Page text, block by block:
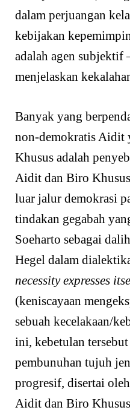
dalam perjuangan
kebijakan
adalah agen subjektif
menjelaskan
Banyak yang
non-demokratis Aidit
Khusus adalah
Aidit dan Biro
luar jalur demokrasi
tindakan gegabah
Soeharto sebagai
Hegel dalam
necessity expresses
(keniscayaan
sebuah kecelakaan/
ini, kebetulan
pembunuhan tujuh
progresif, disertai
Aidit dan Biro